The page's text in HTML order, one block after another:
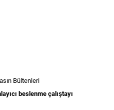
Bültenleri
beslenme çalıştayı